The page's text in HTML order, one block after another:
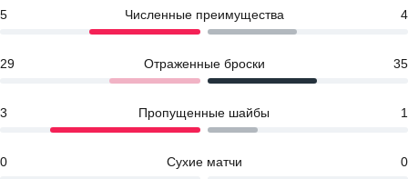
5 Численные преимущества 4
29 Отраженные броски 35
3 Пропущенные шайбы 1
0 Сухие матчи 0